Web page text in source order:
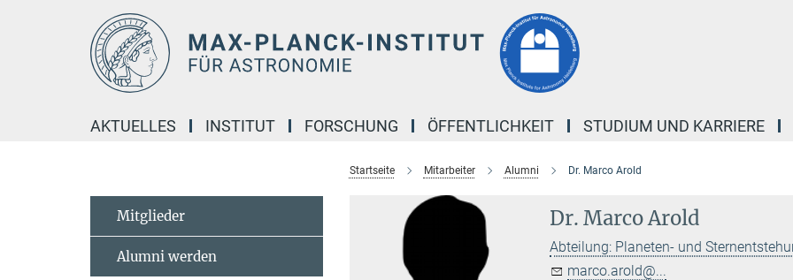
AKTUELLES INSTITUT FORSCHUNG ÖFFENTLICHKEIT STUDIUM UND KARRIERE
Startseite Mitarbeiter Alumni Dr. Marco Arold
Dr. Marco Arold
Abteilung: Planeten- und
marco.arold@...
Mitglieder
Alumni werden